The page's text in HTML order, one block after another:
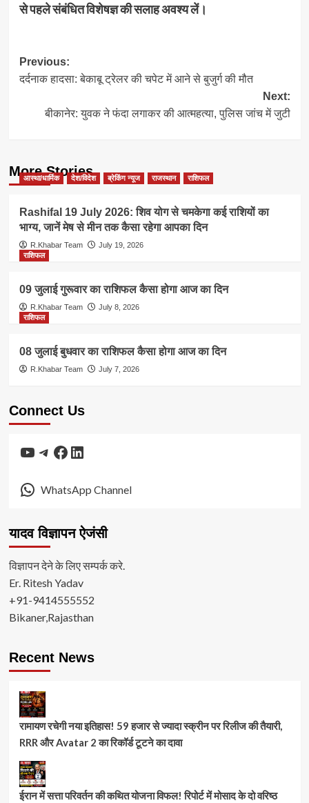
से पहले संबंधित विशेषज्ञ की सलाह अवश्य लें।
Post
navigation
Previous:
दर्दनाक हादसा: बेकाबू ट्रेलर की चपेट में आने से बुजुर्ग की मौत
Next:
बीकानेर: युवक ने फंदा लगाकर की आत्महत्या, पुलिस जांच में जुटी
More Stories
आस्था/धार्मिक देश/विदेश ब्रेकिंग न्यूज राजस्थान राशिफल
Rashifal 19 July 2026: शिव योग से चमकेगा कई राशियों का
भाग्य, जानें मेष से मीन तक कैसा रहेगा आपका दिन
R.Khabar Team
July 19, 2026
राशिफल
09 जुलाई गुरूवार का राशिफल कैसा होगा आज का दिन
R.Khabar Team
July 8, 2026
राशिफल
08 जुलाई बुधवार का राशिफल कैसा होगा आज का दिन
R.Khabar Team July 7, 2026
Connect Us
YouTube
Telegram
Facebook
LinkedIn
WhatsApp Channel
यादव विज्ञापन ऐजंसी
विज्ञापन देने के लिए सम्पर्क करे.
Er. Ritesh Yadav
+91-9414555552
Bikaner,Rajasthan
Recent News
रामायण रचेगी नया इतिहास! 59 हजार से ज्यादा स्क्रीन पर रिलीज की तैयारी,
RRR और Avatar 2 का रिकॉर्ड टूटने का दावा
ईरान में सत्ता परिवर्तन की कथित योजना विफल! रिपोर्ट में मोसाद के दो वरिष्ठ